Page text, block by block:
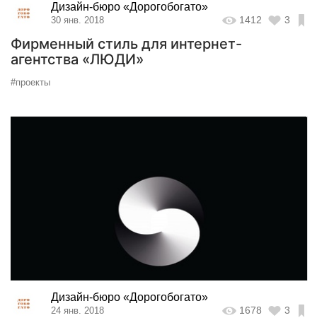
Дизайн-бюро «Дорогобогато»
30 янв. 2018 1412 3
Фирменный стиль для интернет-
агентства «ЛЮДИ»
#проекты
Дизайн-бюро «Дорогобогато»
24 янв. 2018 1678 3